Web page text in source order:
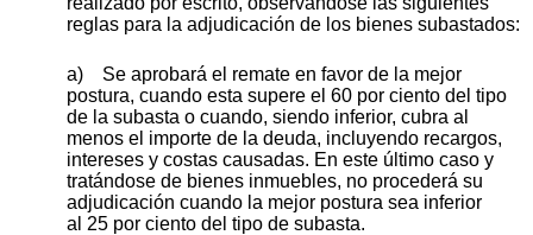
reglas para la adjudicación de los bienes subastados:
a) Se aprobará el remate en favor de la mejor
postura, cuando esta supere el 60 por ciento del tipo
de la subasta o cuando, siendo inferior, cubra al
menos el importe de la deuda, incluyendo recargos,
intereses y costas causadas. En este último caso y
tratándose de bienes inmuebles, no procederá su
adjudicación cuando la mejor postura sea inferior
al 25 por ciento del tipo de subasta.